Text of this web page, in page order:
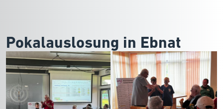
Pokalauslosung in Ebnat